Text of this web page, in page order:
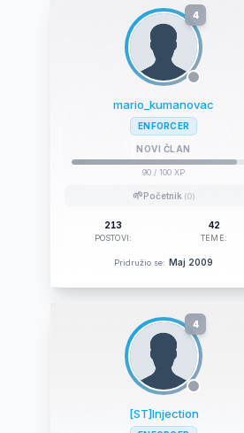
4
mario_kumanovac
ENFORCER
NOVI ČLAN
90 / 100 XP
🌱Početnik (0)
213
POSTOVI:
42
TEME:
Pridružio se: Maj 2009
4
[ST]Injection